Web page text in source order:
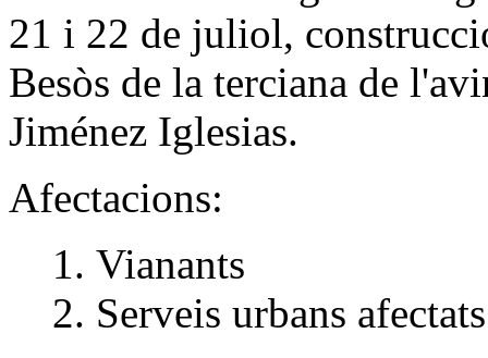
21 i 22 de juliol,
Besòs de la terciana de
Jiménez Iglesias.
Afectacions:
Vianants
Serveis urbans afectats